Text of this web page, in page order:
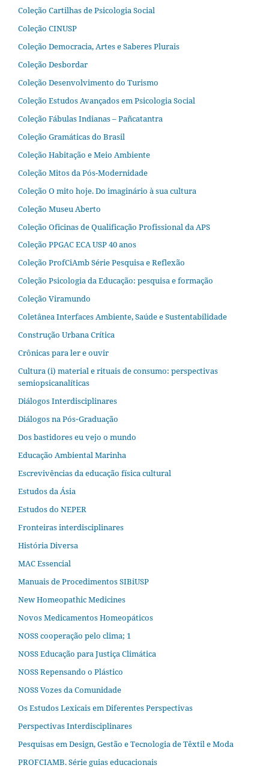
Coleção Cartilhas de Psicologia Social
Coleção CINUSP
Coleção Democracia, Artes e Saberes Plurais
Coleção Desbordar
Coleção Desenvolvimento do Turismo
Coleção Estudos Avançados em Psicologia Social
Coleção Fábulas Indianas – Pañcatantra
Coleção Gramáticas do Brasil
Coleção Habitação e Meio Ambiente
Coleção Mitos da Pós-Modernidade
Coleção O mito hoje. Do imaginário à sua cultura
Coleção Museu Aberto
Coleção Oficinas de Qualificação Profissional da APS
Coleção PPGAC ECA USP 40 anos
Coleção ProfCiAmb Série Pesquisa e Reflexão
Coleção Psicologia da Educação: pesquisa e formação
Coleção Viramundo
Coletânea Interfaces Ambiente, Saúde e Sustentabilidade
Construção Urbana Crítica
Crônicas para ler e ouvir
Cultura (i) material e rituais de consumo: perspectivas
semiopsicanalíticas
Diálogos Interdisciplinares
Diálogos na Pós‐Graduação
Dos bastidores eu vejo o mundo
Educação Ambiental Marinha
Escrevivências da educação física cultural
Estudos da Ásia​
Estudos do NEPER
Fronteiras interdisciplinares
História Diversa
MAC Essencial
Manuais de Procedimentos SIBiUSP
New Homeopathic Medicines
Novos Medicamentos Homeopáticos
NOSS cooperação pelo clima; 1
NOSS Educação para Justiça Climática
NOSS Repensando o Plástico
NOSS Vozes da Comunidade
Os Estudos Lexicais em Diferentes Perspectivas
Perspectivas Interdisciplinares
Pesquisas em Design, Gestão e Tecnologia de Têxtil e Moda
PROFCIAMB. Série guias educacionais